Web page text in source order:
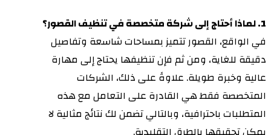
1. لماذا أحتاج إلى شركة متخصصة في تنظيف القصور؟
في الواقع، القصور تتميز بمساحات شاسعة وتفاصيل
دقيقة للغاية، ومن ثم فإن تنظيفها يحتاج إلى مهارة
عالية وخبرة طويلة. علاوةً على ذلك، الشركات
المتخصصة فقط هي القادرة على التعامل مع هذه
المتطلبات باحترافية، وبالتالي تضمن لك نتائج مثالية لا